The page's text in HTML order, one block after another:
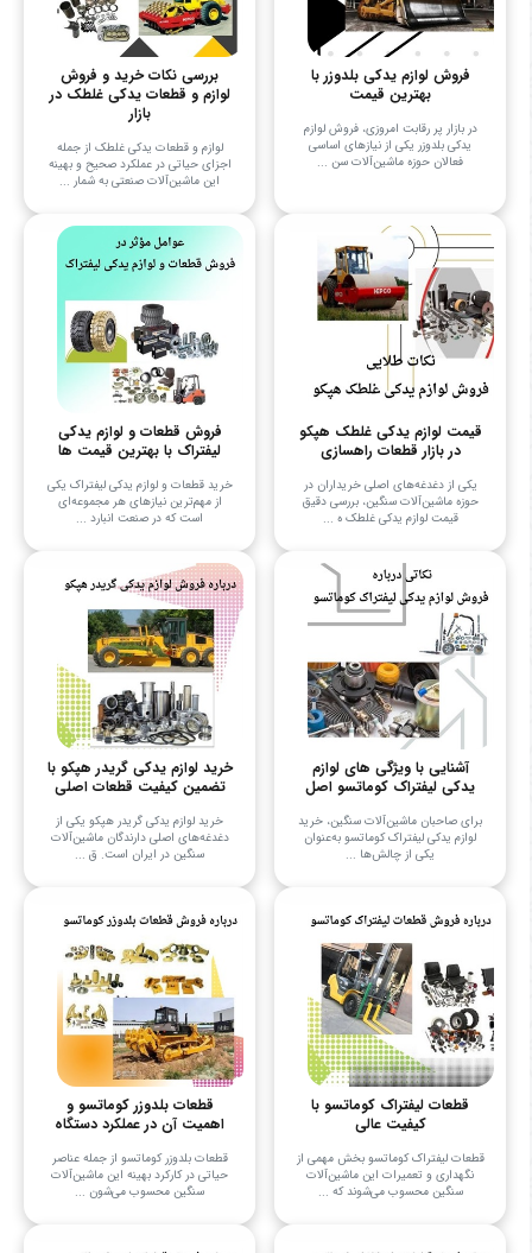
فروش لوازم یدکی بلدوزر با
بهترین قیمت
در بازار پر رقابت امروزی، فروش لوازم
یدکی بلدوزر یکی از نیازهای اساسی
فعالان حوزه ماشین‌آلات سن ...
بررسی نکات خرید و فروش
لوازم و قطعات یدکی غلطک در
بازار
لوازم و قطعات یدکی غلطک از جمله
اجزای حیاتی در عملکرد صحیح و بهینه
این ماشین‌آلات صنعتی به شمار ...
قیمت لوازم یدکی غلطک هپکو
در بازار قطعات راهسازی
یکی از دغدغه‌های اصلی خریداران در
حوزه ماشین‌آلات سنگین، بررسی دقیق
قیمت لوازم یدکی غلطک ه ...
فروش قطعات و لوازم یدکی
لیفتراک با بهترین قیمت ها
خرید قطعات و لوازم یدکی لیفتراک یکی
از مهم‌ترین نیازهای هر مجموعه‌ای
است که در صنعت انبارد ...
آشنایی با ویژگی های لوازم
یدکی لیفتراک کوماتسو اصل
برای صاحبان ماشین‌آلات سنگین، خرید
لوازم یدکی لیفتراک کوماتسو به‌عنوان
یکی از چالش‌ها ...
خرید لوازم یدکی گریدر هپکو با
تضمین کیفیت قطعات اصلی
خرید لوازم یدکی گریدر هپکو یکی از
دغدغه‌های اصلی دارندگان ماشین‌آلات
سنگین در ایران است. ق ...
قطعات لیفتراک کوماتسو با
کیفیت عالی
قطعات لیفتراک کوماتسو بخش مهمی از
نگهداری و تعمیرات این ماشین‌آلات
سنگین محسوب می‌شوند که ...
قطعات بلدوزر کوماتسو و
اهمیت آن در عملکرد دستگاه
قطعات بلدوزر کوماتسو از جمله عناصر
حیاتی در کارکرد بهینه این ماشین‌آلات
سنگین محسوب می‌شون ...